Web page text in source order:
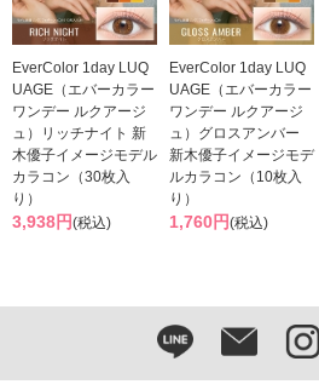
EverColor 1day LUQ
UAGE（エバーカラー
ワンデー ルクアージ
ュ）リッチナイト 新
木優子イメージモデル
カラコン（30枚入
り）
3,938円(税込)
EverColor 1day LUQ
UAGE（エバーカラー
ワンデー ルクアージ
ュ）グロスアンバー
新木優子イメージモデ
ルカラコン（10枚入
り）
1,760円(税込)